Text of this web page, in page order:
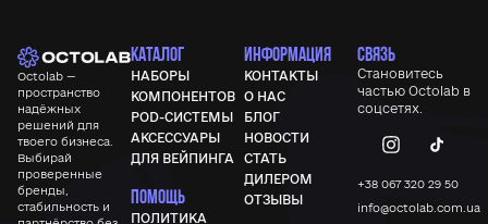
Многоразовые POD-системы Geek Vape Sonder Q2
рассчитаны на широкую аудиторию пользователей —
им отдают предпочтение не только новички, но и
многие парильщики с достаточно большим опытом.
Секрет такой популярности заключается в
практичности новых устройств — управление
полностью автоматизировано, а простой и
Octolab —
пространство
надёжных
решений для
твоего бизнеса.
Выбирай
проверенные
бренды,
стабильность и
КАТАЛОГ
НАБОРЫ
КОМПОНЕНТОВ
POD-СИСТЕМЫ
АКСЕССУАРЫ
ДЛЯ ВЕЙПИНГА
ПОМОЩЬ
ПОЛИТИКА
ИНФОРМАЦИЯ
КОНТАКТЫ
О НАС
БЛОГ
НОВОСТИ
СТАТЬ
ДИЛЕРОМ
ОТЗЫВЫ
СВЯЗЬ
Становитесь
частью Octolab в
соцсетях.
+38 067 320 29 50
info@octolab.com.ua